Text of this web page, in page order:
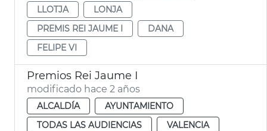
LLOTJA
LONJA
PREMIS REI JAUME I
DANA
FELIPE VI
Premios Rei Jaume I
modificado hace 2 años
ALCALDÍA
AYUNTAMIENTO
TODAS LAS AUDIENCIAS
VALENCIA